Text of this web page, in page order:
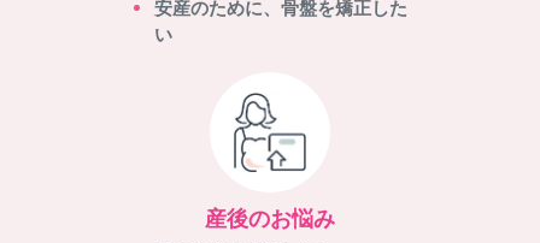
安産のために、骨盤を矯正した
い
産後のお悩み